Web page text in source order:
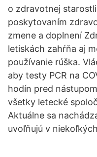
o zdravotnej
poskytovaním
zmene a doplnení
letiskách zahŕňa aj
používanie rúška.
aby testy PCR na
hodín pred
všetky letecké
Aktuálne sa
uvoľňujú v